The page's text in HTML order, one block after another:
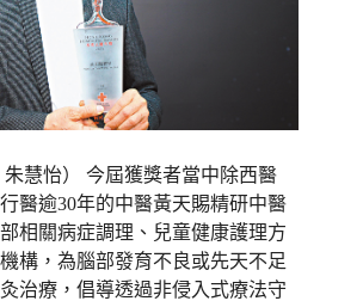
慧怡） 今屆獲獎者當中除西醫
醫逾30年的中醫黃天賜精研中醫
相關病症調理、兒童健康護理方
構，為腦部發育不良或先天不足
治療，倡導透過非侵入式療法守